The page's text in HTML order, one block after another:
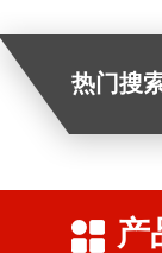
热门搜
产